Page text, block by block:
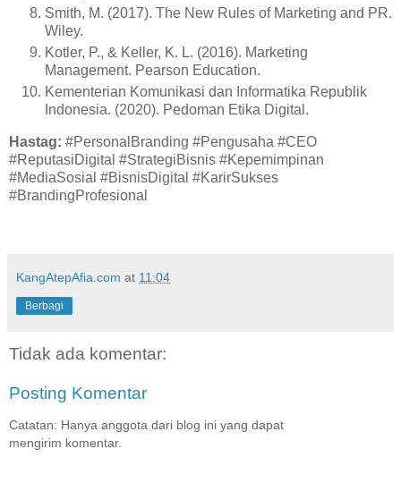
Smith, M. (2017). The New Rules of Marketing and PR.
Wiley.
Kotler, P., & Keller, K. L. (2016). Marketing
Management. Pearson Education.
Kementerian Komunikasi dan Informatika Republik
Indonesia. (2020). Pedoman Etika Digital.
Hastag: #PersonalBranding #Pengusaha #CEO
#ReputasiDigital #StrategiBisnis #Kepemimpinan
#MediaSosial #BisnisDigital #KarirSukses
#BrandingProfesional
KangAtepAfia.com at 11:04
Berbagi
Tidak ada komentar:
Posting Komentar
Catatan: Hanya anggota dari blog ini yang dapat
mengirim komentar.